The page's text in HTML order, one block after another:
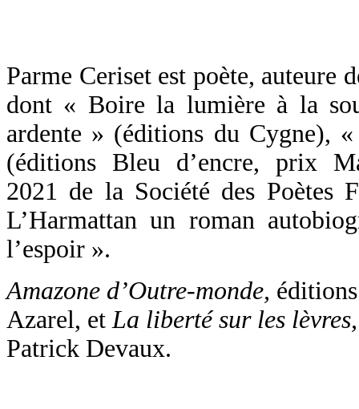
Parme Ceriset est poète, auteure
dont « Boire la lumière à la
ardente » (éditions du Cygne),
(éditions Bleu d’encre, prix
2021 de la Société des Poètes
L’Harmattan un roman
l’espoir ».
Amazone d’Outre-monde,
Azarel, et La liberté sur les lèvres,
Patrick Devaux.